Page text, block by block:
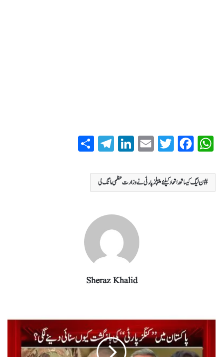
W
ha
ts
A
Fa
ce
bo
ok
T
wi
tte
r
E
m
ail
Li
nk
ed
In
T
el
eg
raن لیگ کیساتھ اتحاد کیلئے پیپلزپارٹی نے وزارت عظمی مانگ لی
Sheraz Khalid